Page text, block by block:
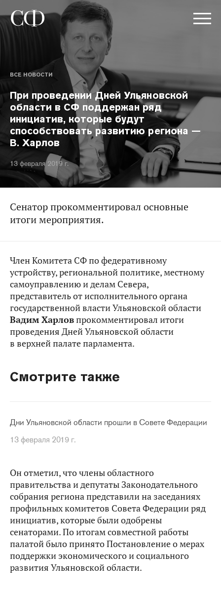
ВСЕ НОВОСТИ
При проведении Дней Ульяновской
области в СФ поддержан ряд
инициатив, которые будут
способствовать развитию региона —
В. Харлов
13 февраля 2019 г.
Сенатор прокомментировал основные
итоги мероприятия.
Член Комитета СФ по федеративному
устройству, региональной политике, местному
самоуправлению и делам Севера,
представитель от исполнительного органа
государственной власти Ульяновской области
Вадим Харловпрокомментировал итоги
проведения Дней Ульяновской области
в верхней палате парламента.
Смотрите также
Дни Ульяновской области прошли в Совете Федерации
13 февраля 2019 г.
Он отметил, что члены областного
правительства и депутаты Законодательного
собрания региона представили на заседаниях
профильных комитетов Совета Федерации ряд
инициатив, которые были одобрены
сенаторами. По итогам совместной работы
палатой было принято Постановление о мерах
поддержки экономического и социального
развития Ульяновской области.